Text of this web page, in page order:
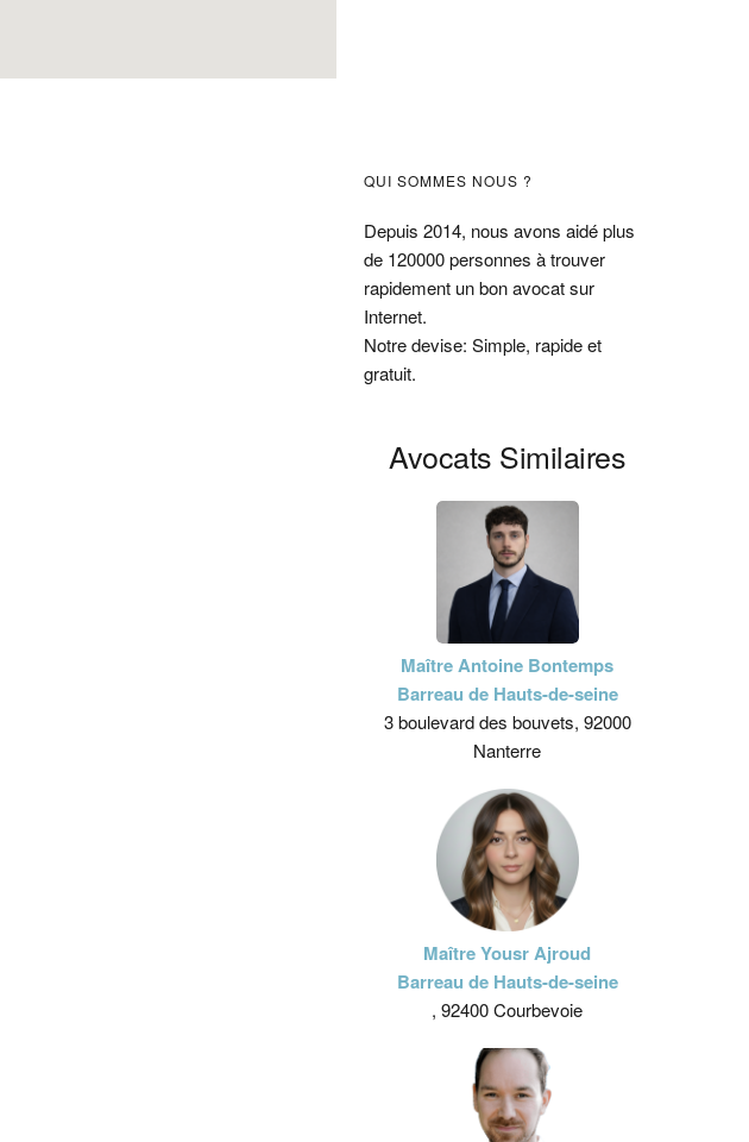
Barre
latérale
principale
QUI SOMMES NOUS ?
Depuis 2014, nous avons aidé plus
de 120000 personnes à trouver
rapidement un bon avocat sur
Internet.
Notre devise: Simple, rapide et
gratuit.
Avocats Similaires
Maître Antoine Bontemps
Barreau de Hauts-de-seine
3 boulevard des bouvets, 92000
Nanterre
Maître Yousr Ajroud
Barreau de Hauts-de-seine
, 92400 Courbevoie